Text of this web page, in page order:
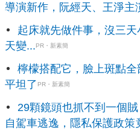
導演新作，阮經天、王淨主
起床就先做件事，沒三
天變...PR・新素簡
檸檬搭配它，臉上斑點
平坦了 PR・新素簡
29顆鏡頭也抓不到一個
自駕車逃逸，隱私保護政策